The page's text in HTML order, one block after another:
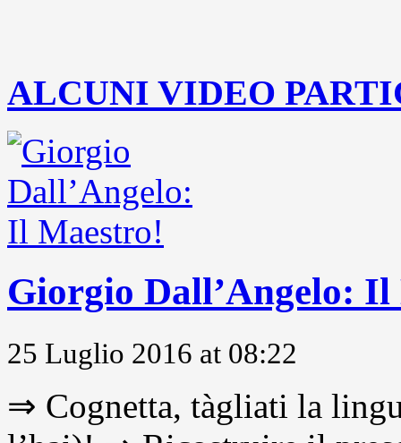
ALCUNI VIDEO
Giorgio Dall’Angelo:
25 Luglio 2016 at 08:22
⇒ Cognetta, tàgliati la